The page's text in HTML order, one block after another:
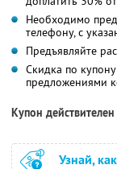
Необходимо
телефону, с
Предъявляйте
Скидка по
предложениями
Купон
Узнай,